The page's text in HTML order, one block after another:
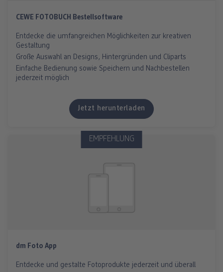
CEWE FOTOBUCH Bestellsoftware
Entdecke die umfangreichen Möglichkeiten zur kreativen
Gestaltung
Große Auswahl an Designs, Hintergründen und Cliparts
Einfache Bedienung sowie Speichern und Nachbestellen
jederzeit möglich
Jetzt herunterladen
EMPFEHLUNG
dm Foto App
Entdecke und gestalte Fotoprodukte jederzeit und überall